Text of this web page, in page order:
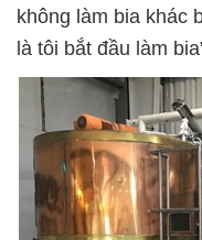
không làm bia khác
là tôi bắt đầu làm